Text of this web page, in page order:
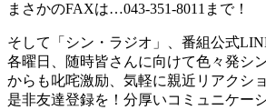
まさかのFAXは…043-351-8011まで！
そして「シン・ラジオ」、番組公式
各曜日、随時皆さんに向けて色々発シ
からも叱咤激励、気軽に親近リアクシ
是非友達登録を！分厚いコミュニケー